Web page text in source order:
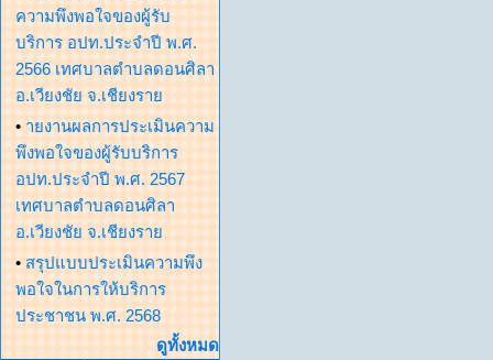
ความพึงพอใจของผู้รับ
บริการ อปท.ประจำปี พ.ศ.
2566 เทศบาลตำบลดอนศิลา
อ.เวียงชัย จ.เชียงราย
• ายงานผลการประเมินความ
พึงพอใจของผู้รับบริการ
อปท.ประจำปี พ.ศ. 2567
เทศบาลตำบลดอนศิลา
อ.เวียงชัย จ.เชียงราย
• สรุปแบบประเมินความพึง
พอใจในการให้บริการ
ประชาชน พ.ศ. 2568
ดูทั้งหมด